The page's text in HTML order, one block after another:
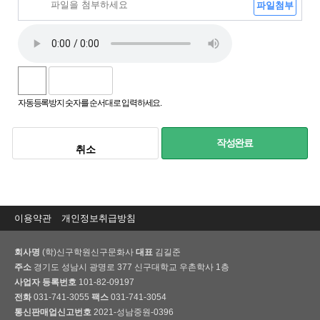
파일첨부
자동등록방지 숫자를 순서대로 입력하세요.
취소
작성완료
이용약관 개인정보취급방침
회사명 (학)신구학원신구문화사 대표 김길준
주소 경기도 성남시 광명로 377 신구대학교 우촌학사 1층
사업자 등록번호 101-82-09197
전화 031-741-3055 팩스 031-741-3054
통신판매업신고번호 2021-성남중원-0396